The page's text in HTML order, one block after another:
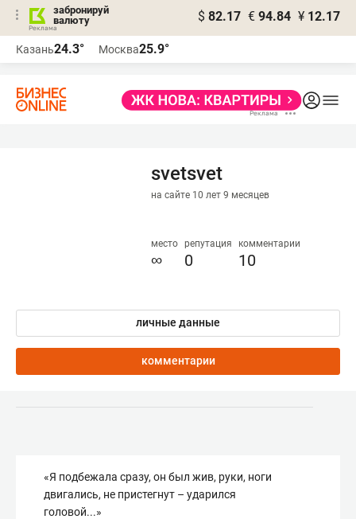
забронируй
валюту
$ 82.17 € 94.84 ¥ 12.17
Казань24.3° Москва25.9°
svetsvet
на сайте 10 лет 9 месяцев
место
∞
репутация
0
комментарии
10
личные данные
комментарии
«Я подбежала сразу, он был жив, руки, ноги
двигались, не пристегнут – ударился
головой...»